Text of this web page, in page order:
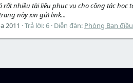
rất nhiều tài liệu phục vụ cho công tác
này xin gửi link...
2011 Trả lời: 6 Diễn đàn: Phòng Ban